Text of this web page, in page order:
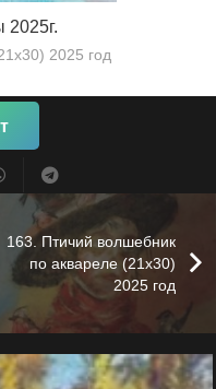
2025 год
163. Птичий волшебник
по аквареле (21х30)
2025 год